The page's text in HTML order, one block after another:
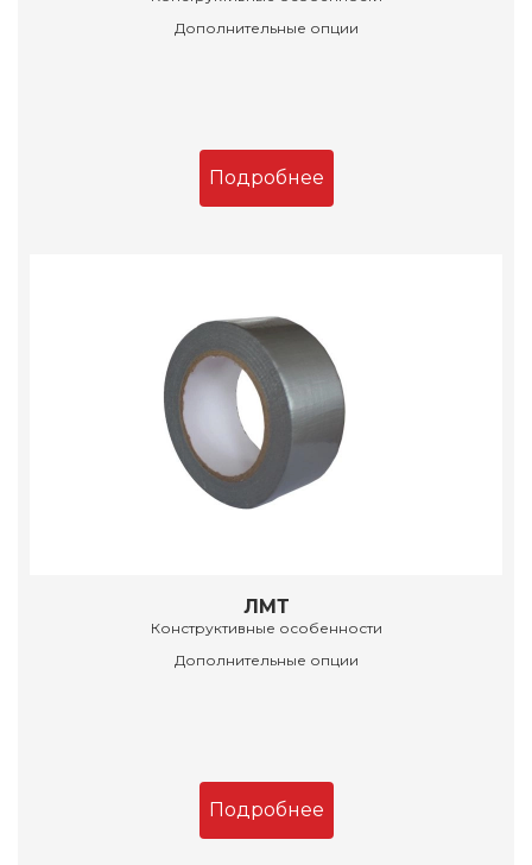
Дополнительные опции
Подробнее
ЛМТ
Конструктивные особенности
Дополнительные опции
Подробнее